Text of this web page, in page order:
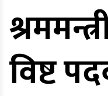
विष्ट